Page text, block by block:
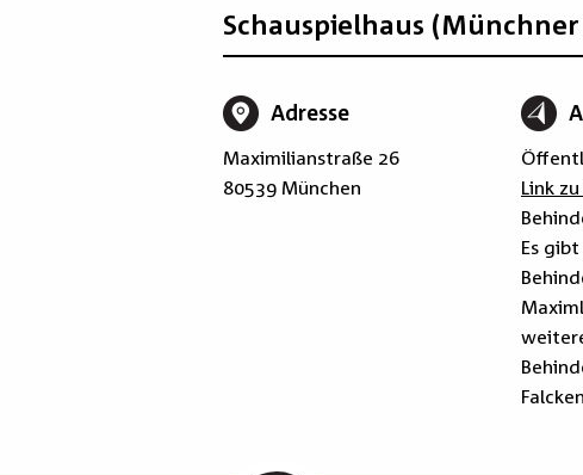
Schauspielhaus
Adresse
Maximilianstraße 26
80539 München
Link
Es